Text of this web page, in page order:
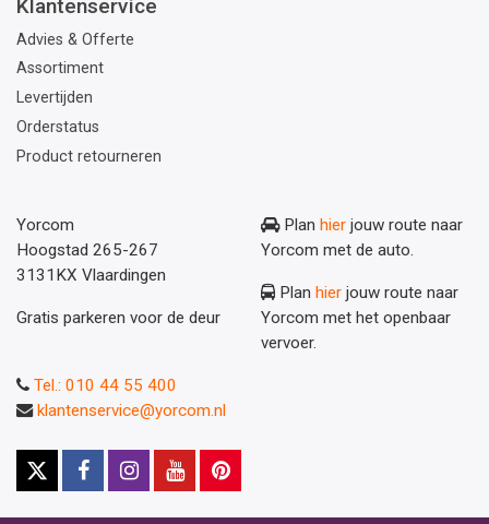
Klantenservice
Advies & Offerte
Assortiment
Levertijden
Orderstatus
Product retourneren
Yorcom
Hoogstad 265-267
3131KX Vlaardingen
Gratis parkeren voor de deur
Plan hier jouw route naar
Yorcom met de auto.
Plan hier jouw route naar
Yorcom met het openbaar
vervoer.
Tel.: 010 44 55 400
klantenservice@yorcom.nl